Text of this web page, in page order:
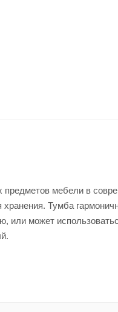
мебели в
Тумба
или может